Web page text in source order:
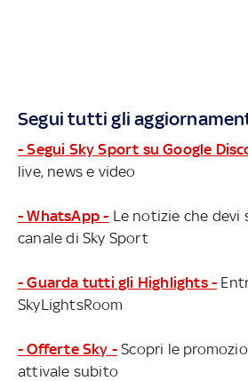
Segui tutti gli
- Segui Sky Sport su Google
live, news e video
- WhatsApp - Le notizie che devi
canale di Sky Sport
- Guarda tutti gli Highlights -
SkyLightsRoom
- Offerte Sky - Scopri le
attivale subito